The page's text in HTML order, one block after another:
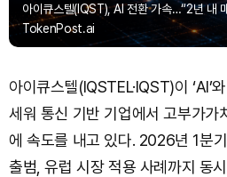
아이큐스텔(IQST), AI 전환 가속…“2년 내
TokenPost.ai
아이큐스텔(IQSTEL·IQST)이 ‘AI’
세워 통신 기반 기업에서 고부가가
에 속도를 내고 있다. 2026년 1분
출범, 유럽 시장 적용 사례까지 동